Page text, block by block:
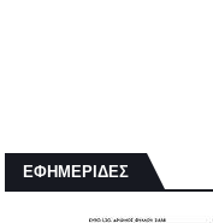
ΕΦΗΜΕΡΙΔΕΣ